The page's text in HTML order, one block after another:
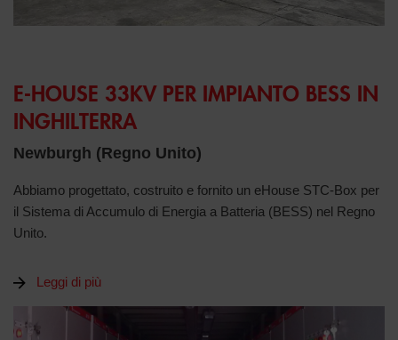
E-HOUSE 33KV PER IMPIANTO BESS IN
INGHILTERRA
Newburgh (Regno Unito)
Abbiamo progettato, costruito e fornito un eHouse STC-Box per
il Sistema di Accumulo di Energia a Batteria (BESS) nel Regno
Unito.
Leggi di più